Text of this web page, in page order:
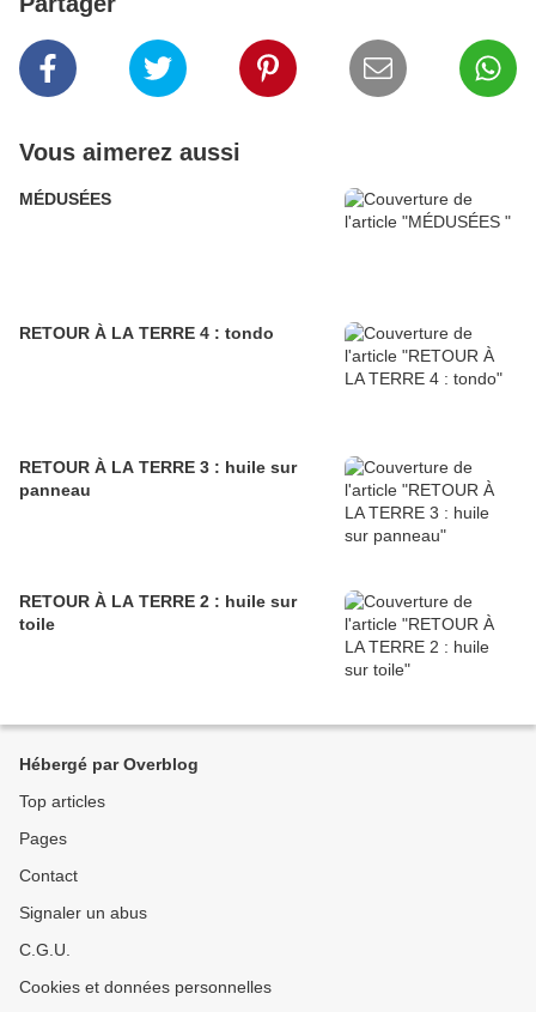
Vous aimerez aussi
MÉDUSÉES
RETOUR À LA TERRE 4 : tondo
RETOUR À LA TERRE 3 : huile sur
panneau
RETOUR À LA TERRE 2 : huile sur
toile
Hébergé par Overblog
Top articles
Pages
Contact
Signaler un abus
C.G.U.
Cookies et données personnelles